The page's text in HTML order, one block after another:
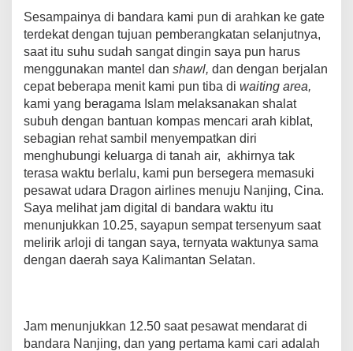
Sesampainya di bandara kami pun di arahkan ke gate
terdekat dengan tujuan pemberangkatan selanjutnya,
saat itu suhu sudah sangat dingin saya pun harus
menggunakan mantel dan shawl, dan dengan berjalan
cepat beberapa menit kami pun tiba di waiting area,
kami yang beragama Islam melaksanakan shalat
subuh dengan bantuan kompas mencari arah kiblat,
sebagian rehat sambil menyempatkan diri
menghubungi keluarga di tanah air, akhirnya tak
terasa waktu berlalu, kami pun bersegera memasuki
pesawat udara Dragon airlines menuju Nanjing, Cina.
Saya melihat jam digital di bandara waktu itu
menunjukkan 10.25, sayapun sempat tersenyum saat
melirik arloji di tangan saya, ternyata waktunya sama
dengan daerah saya Kalimantan Selatan.
Jam menunjukkan 12.50 saat pesawat mendarat di
bandara Nanjing, dan yang pertama kami cari adalah